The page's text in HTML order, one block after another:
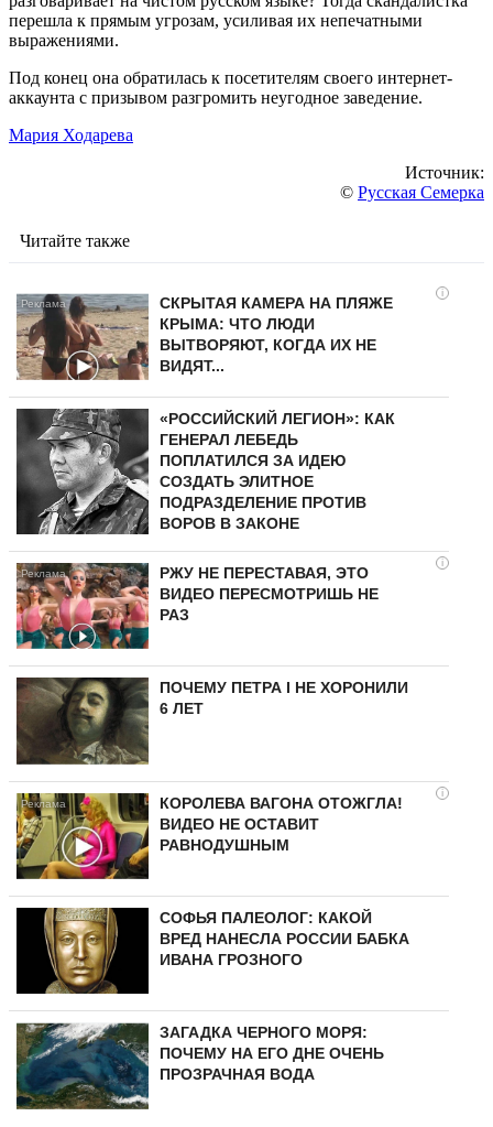
перешла к прямым угрозам, усиливая их непечатными
выражениями.
Под конец она обратилась к посетителям своего интернет-
аккаунта с призывом разгромить неугодное заведение.
Мария Ходарева
Источник:
© Русская Семерка
Читайте также
i
СКРЫТАЯ КАМЕРА НА ПЛЯЖЕ
КРЫМА: ЧТО ЛЮДИ
ВЫТВОРЯЮТ, КОГДА ИХ НЕ
ВИДЯТ...
«РОССИЙСКИЙ ЛЕГИОН»: КАК
ГЕНЕРАЛ ЛЕБЕДЬ
ПОПЛАТИЛСЯ ЗА ИДЕЮ
СОЗДАТЬ ЭЛИТНОЕ
ПОДРАЗДЕЛЕНИЕ ПРОТИВ
ВОРОВ В ЗАКОНЕ
i
РЖУ НЕ ПЕРЕСТАВАЯ, ЭТО
ВИДЕО ПЕРЕСМОТРИШЬ НЕ
РАЗ
ПОЧЕМУ ПЕТРА I НЕ ХОРОНИЛИ
6 ЛЕТ
i
КОРОЛЕВА ВАГОНА ОТОЖГЛА!
ВИДЕО НЕ ОСТАВИТ
РАВНОДУШНЫМ
СОФЬЯ ПАЛЕОЛОГ: КАКОЙ
ВРЕД НАНЕСЛА РОССИИ БАБКА
ИВАНА ГРОЗНОГО
ЗАГАДКА ЧЕРНОГО МОРЯ:
ПОЧЕМУ НА ЕГО ДНЕ ОЧЕНЬ
ПРОЗРАЧНАЯ ВОДА